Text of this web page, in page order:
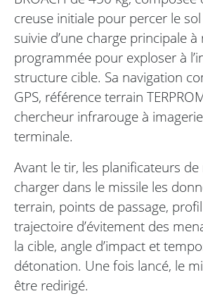
creuse initiale pour percer le
suivie d’une charge principale
programmée pour exploser à
structure cible. Sa navigation
GPS, référence terrain
chercheur infrarouge à
terminale.
Avant le tir, les planificateurs
charger dans le missile les
terrain, points de passage, profil
trajectoire d’évitement des
la cible, angle d’impact et
détonation. Une fois lancé, le
être redirigé.